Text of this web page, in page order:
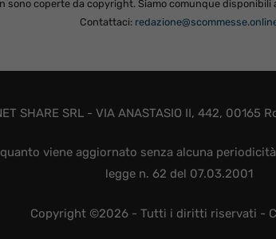
sono coperte da copyright. Siamo comunque
Contattaci:
SHARE SRL - VIA ANASTASIO II, 442, 00165
viene aggiornato senza alcuna
legge n. 62 del 07.03.2001
Copyright ©2026 - Tutti i diritti riservati -